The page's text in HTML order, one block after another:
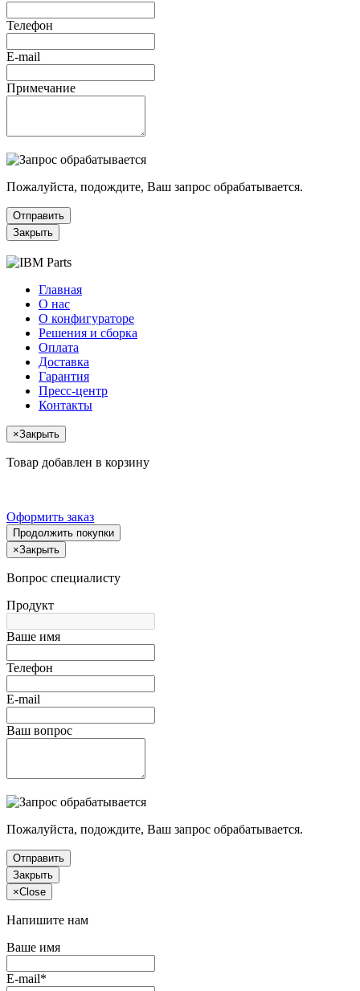
Телефон
E-mail
Примечание
Пожалуйста, подождите, Ваш запрос обрабатывается.
Отправить
Закрыть
Главная
О нас
О конфигураторе
Решения и сборка
Оплата
Доставка
Гарантия
Пресс-центр
Контакты
×Закрыть
Товар добавлен в корзину
Оформить заказ
Продолжить покупки
×Закрыть
Вопрос специалисту
Продукт
Ваше имя
Телефон
E-mail
Ваш вопрос
Пожалуйста, подождите, Ваш запрос обрабатывается.
Отправить
Закрыть
×Close
Напишите нам
Ваше имя
E-mail*